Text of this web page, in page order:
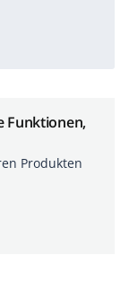
Funktionen,
Produkten